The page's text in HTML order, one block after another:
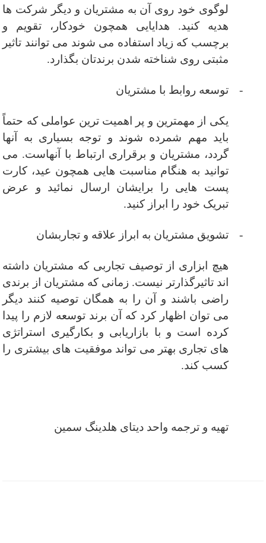
لوگوی خود روی آن به مشتریان و دیگر شرکت ها
هدیه کنید. هدایایی همچون خودکار، تقویم و
برچسب که زیاد استفاده می شوند می توانند تاثیر
مثبتی روی شناخته شدن برندتان بگذارد.
- توسعه روابط با مشتریان
یکی از مهمترین و پر اهمیت ترین عواملی که حتماً
باید مهم شمرده شوند و توجه بسیاری به آنها
گردد، مشتریان و برقراری ارتباط با آنهاست. می
توانید به هنگام مناسبت هایی همچون عید، کارت
پست هایی را برایشان ارسال نمائید و عرض
تبریک خود را ابراز کنید.
- تشویق مشتریان به ابراز علاقه و تجاربشان
هیچ ابزاری از توصیف تجاربی که مشتریان داشته
اند تاثیرگذارتر نیست. زمانی که مشتریان از برندی
راضی باشند و آن را به همگان توصیه کنند دیگر
می توان اظهار کرد که آن برند توسعه لازم را پیدا
کرده است و با بازاریابی و بکارگیری
استراتژی
های تجاری بهتر می تواند موفقیت های بیشتری را
کسب کند.
تهیه و ترجمه واحد دیتای هلدینگ سمین